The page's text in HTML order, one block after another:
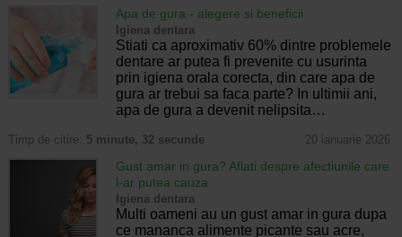
Apa de gura - alegere si beneficii
Igiena dentara
Stiati ca aproximativ 60% dintre problemele
dentare ar putea fi prevenite cu usurinta
prin igiena orala corecta, din care apa de
gura ar trebui sa faca parte? In ultimii ani,
apa de gura a devenit nelipsita…
Timp de citire: 5 minute, 32 secunde 20 ianuarie 2026
Gust amar in gura? Aflati despre afectiunile care
l-ar putea cauza
Igiena dentara
Multi oameni au un gust amar in gura dupa
ce mananca alimente picante sau acre,